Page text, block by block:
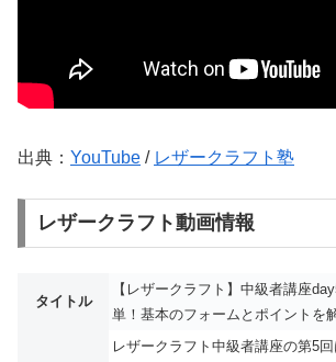
出典： YouTube / レザークラフト塾
レザークラフト動画情報
タイトル
【レザークラフト】中級者講座
単！基本のフォームとポイントを
レザークラフト中級者講座の第5